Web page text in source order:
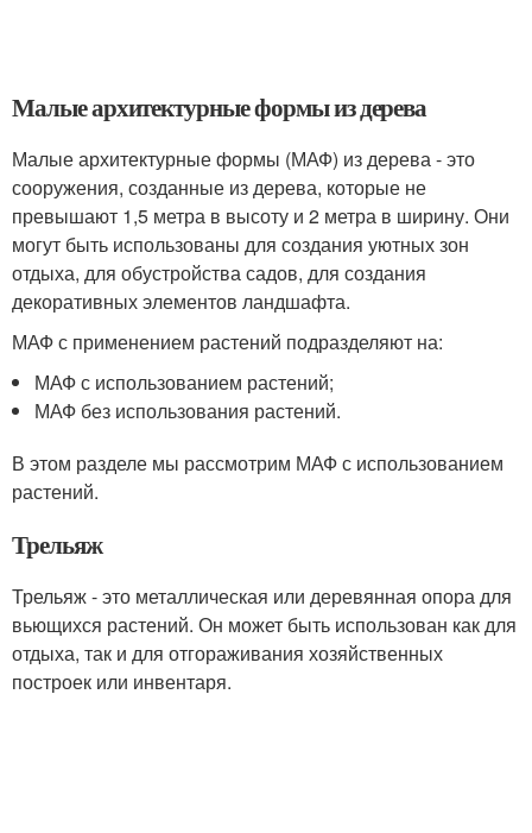
Малые архитектурные формы из дерева
Малые архитектурные формы (МАФ) из дерева - это
сооружения, созданные из дерева, которые не
превышают 1,5 метра в высоту и 2 метра в ширину. Они
могут быть использованы для создания уютных зон
отдыха, для обустройства садов, для создания
декоративных элементов ландшафта.
МАФ с применением растений подразделяют на:
МАФ с использованием растений;
МАФ без использования растений.
В этом разделе мы рассмотрим МАФ с использованием
растений.
Трельяж
Трельяж - это металлическая или деревянная опора для
вьющихся растений. Он может быть использован как для
отдыха, так и для отгораживания хозяйственных
построек или инвентаря.